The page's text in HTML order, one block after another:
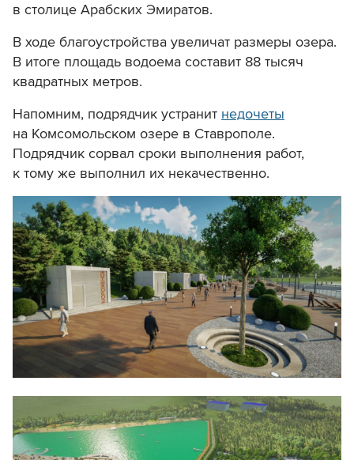
в столице Арабских Эмиратов.
В ходе благоустройства увеличат размеры озера.
В итоге площадь водоема составит 88 тысяч
квадратных метров.
Напомним, подрядчик устранит недочеты
на Комсомольском озере в Ставрополе.
Подрядчик сорвал сроки выполнения работ,
к тому же выполнил их некачественно.